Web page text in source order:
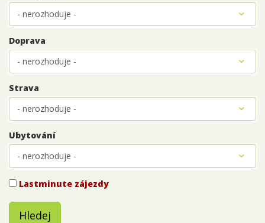
Doprava
Strava
Ubytování
Lastminute zájezdy
Hledej